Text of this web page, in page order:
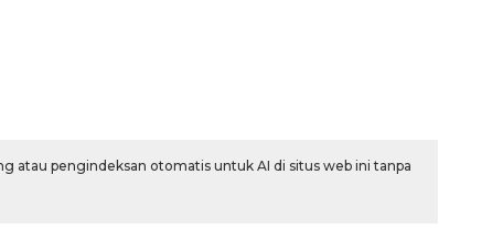
atau pengindeksan otomatis untuk AI di situs web ini tanpa